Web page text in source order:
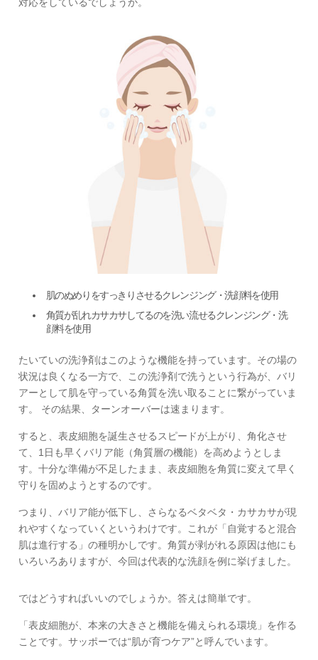
肌のぬめりをすっきりさせるクレンジング・洗顔料を使用
角質が乱れカサカサしてるのを洗い流せるクレンジング・洗
顔料を使用
たいていの洗浄剤はこのような機能を持っています。その場の
状況は良くなる一方で、この洗浄剤で洗うという行為が、バリ
アーとして肌を守っている角質を洗い取ることに繋がっていま
す。 その結果、ターンオーバーは速まります。
すると、表皮細胞を誕生させるスピードが上がり、角化させ
て、1日も早くバリア能（角質層の機能）を高めようとしま
す。十分な準備が不足したまま、表皮細胞を角質に変えて早く
守りを固めようとするのです。
つまり、バリア能が低下し、さらなるベタベタ・カサカサが現
れやすくなっていくというわけです。これが「自覚すると混合
肌は進行する」の種明かしです。角質が剥がれる原因は他にも
いろいろありますが、今回は代表的な洗顔を例に挙げました。
ではどうすればいいのでしょうか。答えは簡単です。
「表皮細胞が、本来の大きさと機能を備えられる環境」を作る
ことです。サッポーでは“肌が育つケア”と呼んでいます。